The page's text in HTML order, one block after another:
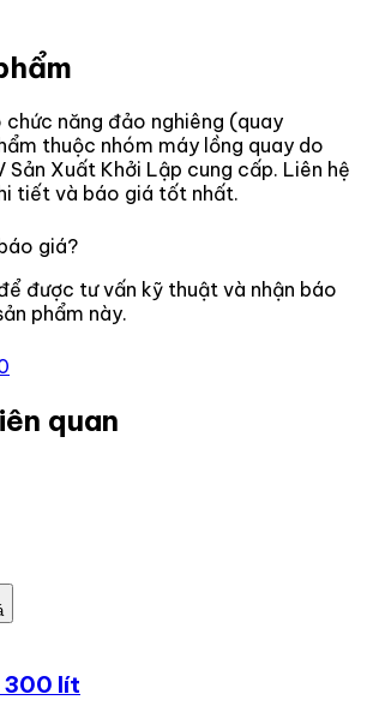
chức năng đảo nghiêng (quay
thuộc nhóm máy lồng quay do
Sản Xuất Khởi Lập cung cấp. Liên hệ
tiết và báo giá tốt nhất.
giá?
được tư vấn kỹ thuật và nhận báo
phẩm này.
quan
300 lít